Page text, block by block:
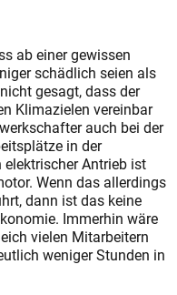
ab einer gewissen
schädlich seien als
gesagt, dass der
Klimazielen vereinbar
auch bei der
in der
Antrieb ist
Wenn das allerdings
dann ist das keine
Immerhin wäre
vielen Mitarbeitern
weniger Stunden in